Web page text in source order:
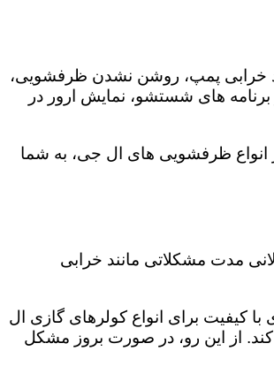
خرابی پمپ، روشن نشدن ظرفشویی،
های شستشو، نمایش ارور در
انواع ظرفشویی های ال جی، به شما
مدت مشکلاتی مانند خرابی
کیفیت برای انواع کولرهای گازی ال
کند. از این رو، در صورت بروز مشکل